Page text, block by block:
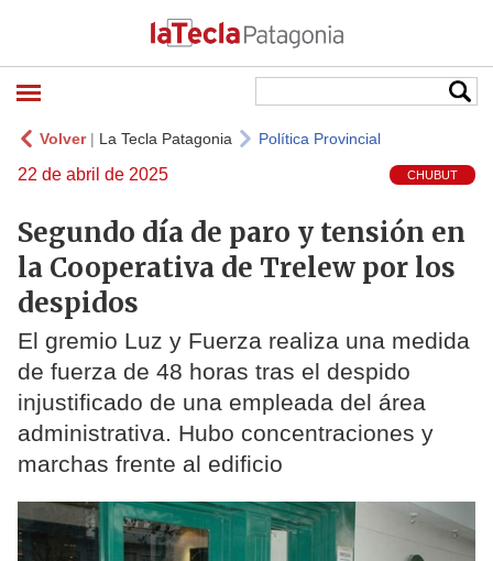
Volver| La Tecla Patagonia Política Provincial
22 de abril de 2025 CHUBUT
Segundo día de paro y tensión en
la Cooperativa de Trelew por los
despidos
El gremio Luz y Fuerza realiza una medida
de fuerza de 48 horas tras el despido
injustificado de una empleada del área
administrativa. Hubo concentraciones y
marchas frente al edificio